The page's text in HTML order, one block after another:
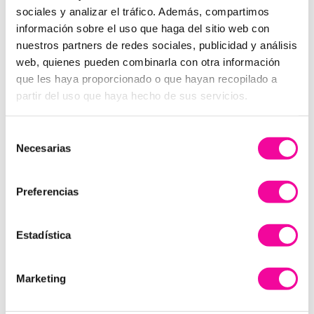
sociales y analizar el tráfico. Además, compartimos
información sobre el uso que haga del sitio web con
nuestros partners de redes sociales, publicidad y análisis
web, quienes pueden combinarla con otra información
que les haya proporcionado o que hayan recopilado a
partir del uso que haya hecho de sus servicios.
Necesarias
Preferencias
Estadística
Marketing
Entonces, ¿es posible disfrutar de
la Navidad y perder peso al mismo
tiempo?
¡Sí! El reto navidad by Minerva es posible gracias a
Te haremos un
menú navideño acorde a tu